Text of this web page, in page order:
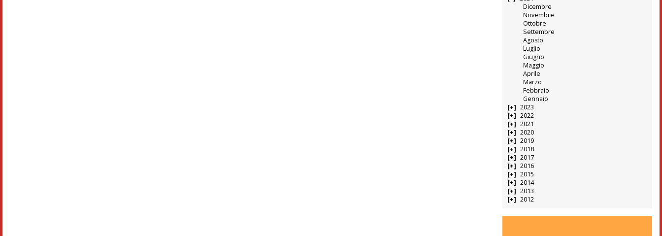
Dicembre
Novembre
Ottobre
Settembre
Agosto
Luglio
Giugno
Maggio
Aprile
Marzo
Febbraio
Gennaio
2023
2022
2021
2020
2019
2018
2017
2016
2015
2014
2013
2012